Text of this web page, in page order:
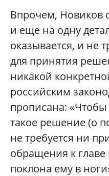
Впрочем, Новиков
и еще на одну
оказывается, и не
для принятия
никакой
российским
прописана:
такое решение (о
не требуется ни
обращения к главе
поклона ему в